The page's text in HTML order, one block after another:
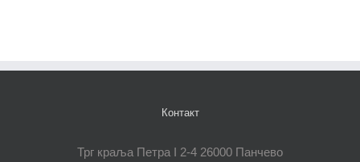
Контакт
Трг краља Петра I 2-4 26000 Панчево